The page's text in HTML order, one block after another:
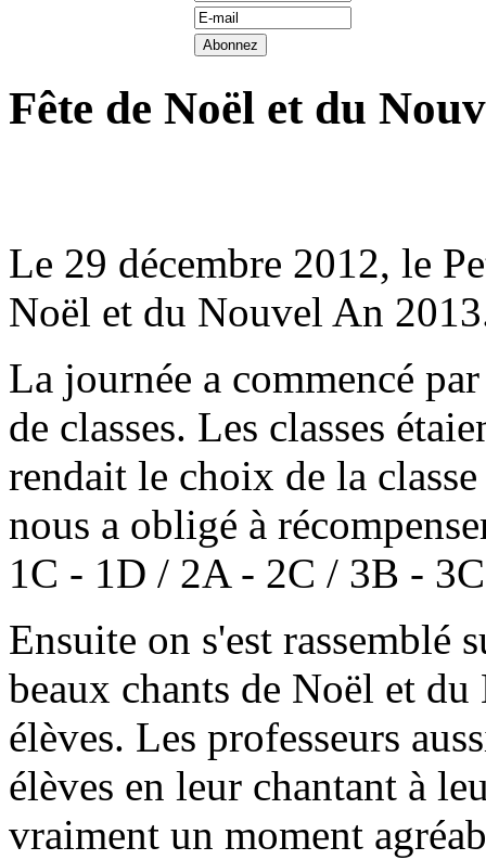
Fête de Noël et du
Le 29 décembre 2012, le
Noël et du Nouvel An
La journée a commencé
de classes. Les classes
rendait le choix de la
nous a obligé à
1C - 1D / 2A - 2C / 3B -
Ensuite on s'est rassemblé
beaux chants de Noël et
élèves. Les professeurs
élèves en leur chantant à
vraiment un moment